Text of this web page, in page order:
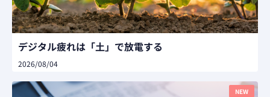
デジタル疲れは「土」で放電する
2026/08/04
NEW